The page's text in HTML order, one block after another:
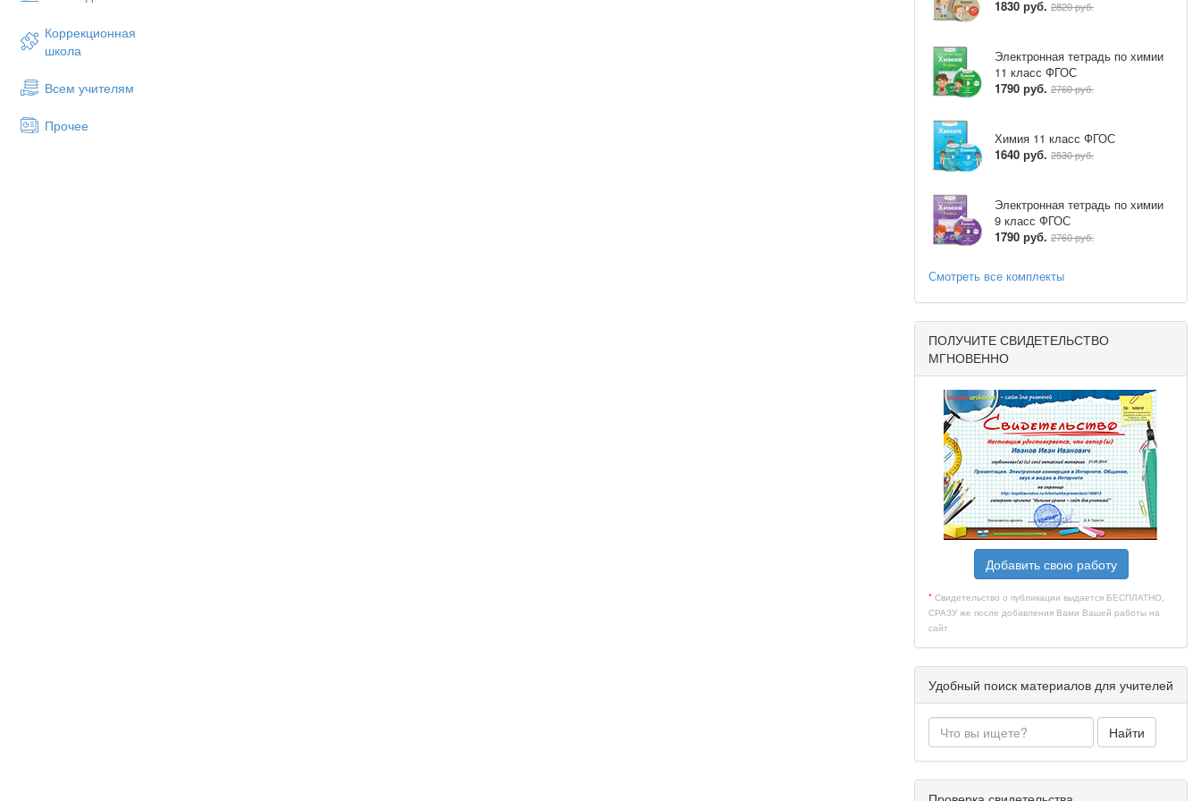
Коррекционная
школа
Всем учителям
Прочее
1830 руб. 2820 руб.
Электронная тетрадь по химии
11 класс ФГОС
1790 руб. 2760 руб.
Химия 11 класс ФГОС
1640 руб. 2530 руб.
Электронная тетрадь по химии
9 класс ФГОС
1790 руб. 2760 руб.
Смотреть все комплекты
ПОЛУЧИТЕ СВИДЕТЕЛЬСТВО
МГНОВЕННО
Добавить свою работу
* Свидетельство о публикации выдается БЕСПЛАТНО,
СРАЗУ же после добавления Вами Вашей работы на
сайт
Удобный поиск материалов для учителей
Найти